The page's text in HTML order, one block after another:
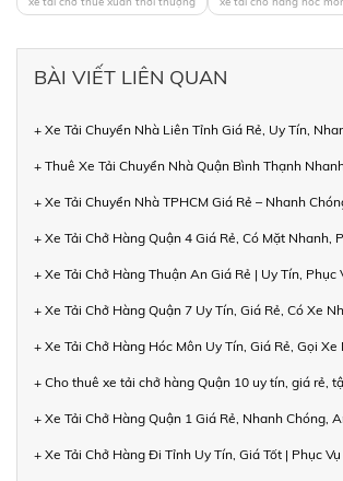
BÀI VIẾT LIÊN QUAN
+ Xe Tải Chuyển Nhà Liên Tỉnh Giá Rẻ, Uy Tín,
+ Thuê Xe Tải Chuyển Nhà Quận Bình Thạnh
+ Xe Tải Chuyển Nhà TPHCM Giá Rẻ – Nhanh
+ Xe Tải Chở Hàng Quận 4 Giá Rẻ, Có Mặt Nhanh,
+ Xe Tải Chở Hàng Thuận An Giá Rẻ | Uy Tín, Phục
+ Xe Tải Chở Hàng Quận 7 Uy Tín, Giá Rẻ, Có Xe
+ Xe Tải Chở Hàng Hóc Môn Uy Tín, Giá Rẻ, Gọi
+ Cho thuê xe tải chở hàng Quận 10 uy tín, giá rẻ,
+ Xe Tải Chở Hàng Quận 1 Giá Rẻ, Nhanh Chóng,
+ Xe Tải Chở Hàng Đi Tỉnh Uy Tín, Giá Tốt | Phục